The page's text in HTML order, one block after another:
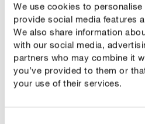
We use cookies to
provide social media features
We also share information
with our social media,
partners who may combine it
you’ve provided to them or
your use of their services.
vous convenir. Grâce à leurs
de ce genre, telles que
également appelées cactées-
5. Chamaecereus :les cactées
tiges étroites et cylindriques.